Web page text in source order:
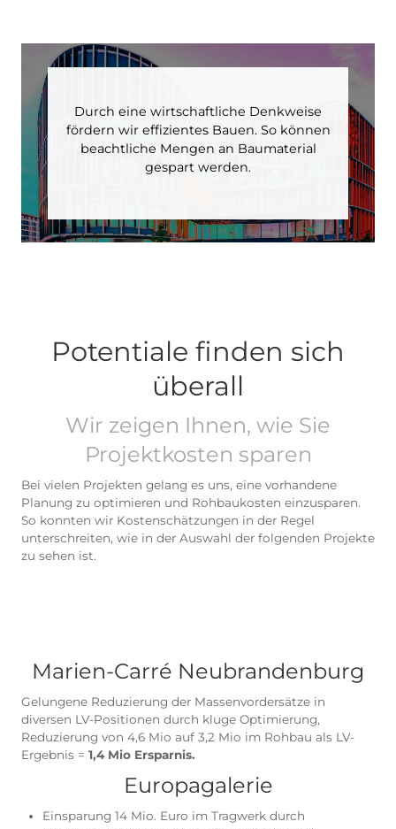
fördern wir effizientes Bauen. So
beachtliche Mengen an Baumaterial
gespart werden.